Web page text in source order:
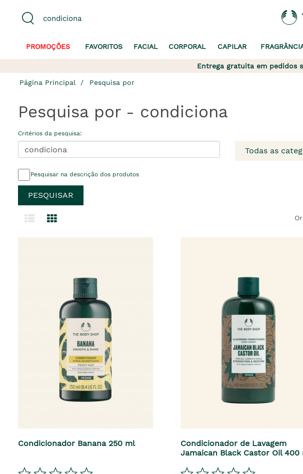
PROMOÇÕES FAVORITOS FACIAL CORPORAL CAPILAR
Entrega gratuita em pedidos
Página Principal Pesquisa por
Pesquisa por - condiciona
Critérios da pesquisa:
Todas as
Pesquisar na descrição dos produtos
Condicionador Banana 250 ml
Condicionador de Lavagem
Jamaican Black Castor Oil 400